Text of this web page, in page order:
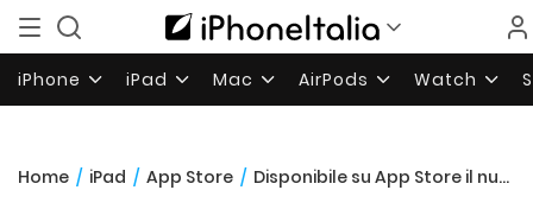
iPhone iPad Mac AirPods Watch
Home / iPad / App Store / Disponibile su App Store il nuovo titolo di Rovio Juice Cubes